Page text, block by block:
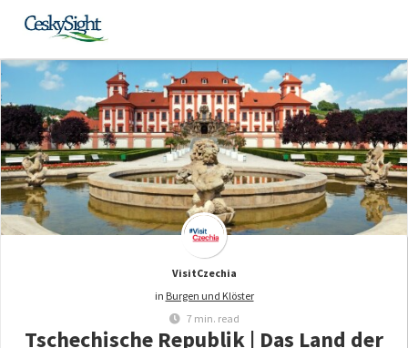
VisitCzechia
in Burgen und Klöster
7 min. read
Tschechische Republik | Das Land der